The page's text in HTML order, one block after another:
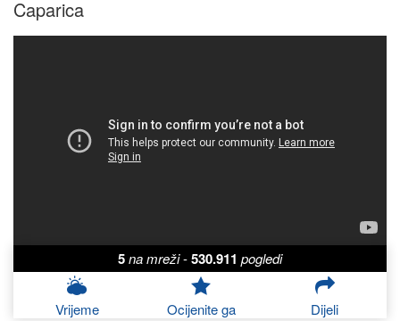
Caparica
5na mreži-530.911 pogledi
Vrijeme Ocijenite ga Dijeli